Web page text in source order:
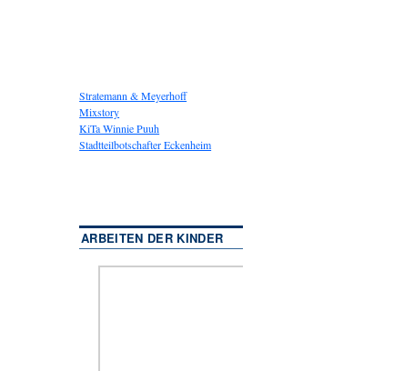
Stratemann & Meyerhoff
Mixstory
KiTa Winnie Puuh
Stadtteilbotschafter Eckenheim
ARBEITEN DER KINDER